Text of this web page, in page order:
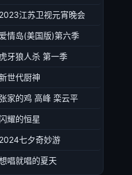
2023江苏卫视元宵晚会
爱情岛(美国版)第六季
虎牙狼人杀 第一季
世代厨神
张家的鸡 高峰 栾云平
闪耀的恒星
2024七夕奇妙游
唱就唱的夏天